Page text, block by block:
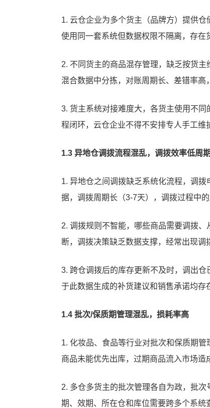
1. 云仓企业为多个货主（品牌方）提供仓
使用同一套系统但数据权限不隔离，存在
2. 不同货主的商品混存管理，缺乏按货
混合数据中分拣，对账周期长、差错率高
3. 货主系统对接难度大，各货主使用不
程闭环，云仓企业不得不安排专人手工维
1.3 异地仓调拨流程混乱，调拨效率低周
1. 异地仓之间调拨缺乏系统化流程，调
据，调拨周期长（3-7天），调拨过程中
2. 调拨规则不智能，哪些商品需要调拨
断，调拨决策缺乏数据支撑，经常出现调
3. 跨仓调拨后的库存更新不及时，调出
于此数据生成的补货建议和销售承诺均存
1.4 批次/保质期管理混乱，损耗率高
1. 化妆品、食品等行业对批次和保质期
商品未能优先出库，过期商品流入市场造
2. 多仓多货主的批次管理各自为政，批
期、效期、所在仓和库位需要跨多个系统